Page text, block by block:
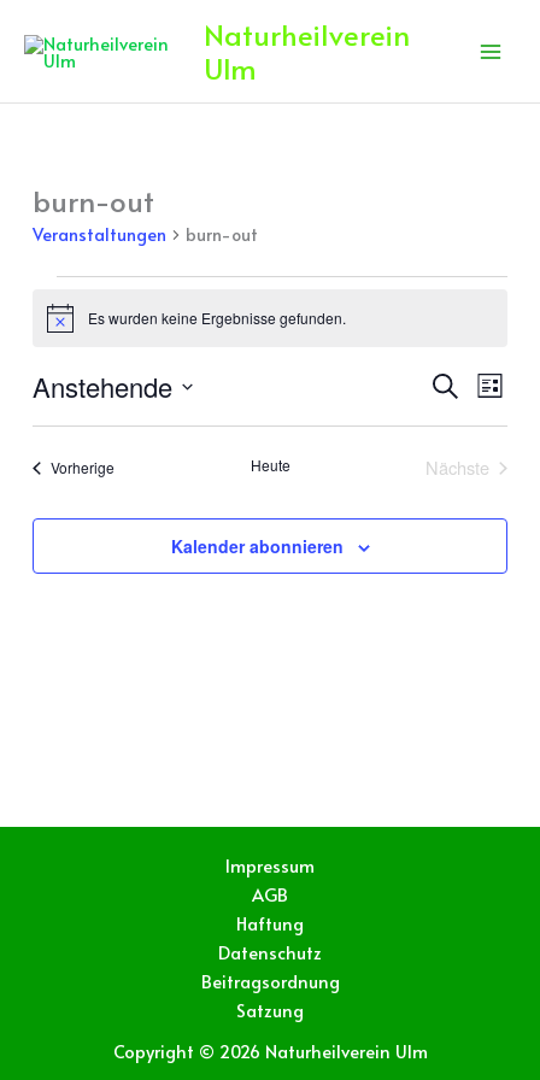
Inhalt
springen
Naturheilverein
Ulm
burn-out
Veranstaltungen burn-out
Veranstaltungen
HinweisEs wurden keine Ergebnisse gefunden.
Ansichten,
Suche Liste
Anstehende
Datum
Vorherige Heute
Nächste
Kalender abonnieren
Impressum
AGB
Haftung
Datenschutz
Beitragsordnung
Satzung
Copyright © 2026 Naturheilverein Ulm